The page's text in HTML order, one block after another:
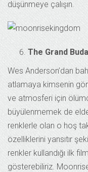
düşünmeye çalışın.
The Grand
Wes Anderson’dan
atlamaya kimsenin
ve atmosferi için
büyülenmemek de elde
renklerle olan o hoş
özelliklerini yansıtır
renkler kullandığı ilk
gösterebiliriz.